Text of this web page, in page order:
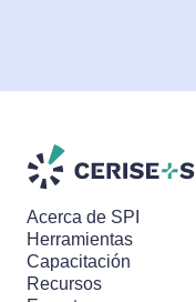
Acerca de SPI
Herramientas
Capacitación
Recursos